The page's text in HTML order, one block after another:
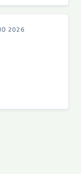
2026